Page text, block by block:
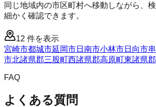
同じ地域内の市区町村へ移動しながら、
細かく確認できます。
12 件を表示
宮崎市都城市延岡市日南市小林市日向市
市北諸県郡三股町西諸県郡高原町東諸県
FAQ
よくある質問